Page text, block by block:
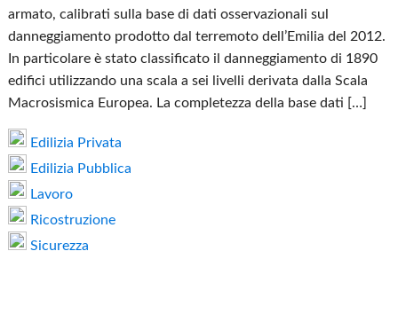
armato, calibrati sulla base di dati osservazionali sul
danneggiamento prodotto dal terremoto dell’Emilia del 2012.
In particolare è stato classificato il danneggiamento di 1890
edifici utilizzando una scala a sei livelli derivata dalla Scala
Macrosismica Europea. La completezza della base dati […]
Edilizia Privata
Edilizia Pubblica
Lavoro
Ricostruzione
Sicurezza